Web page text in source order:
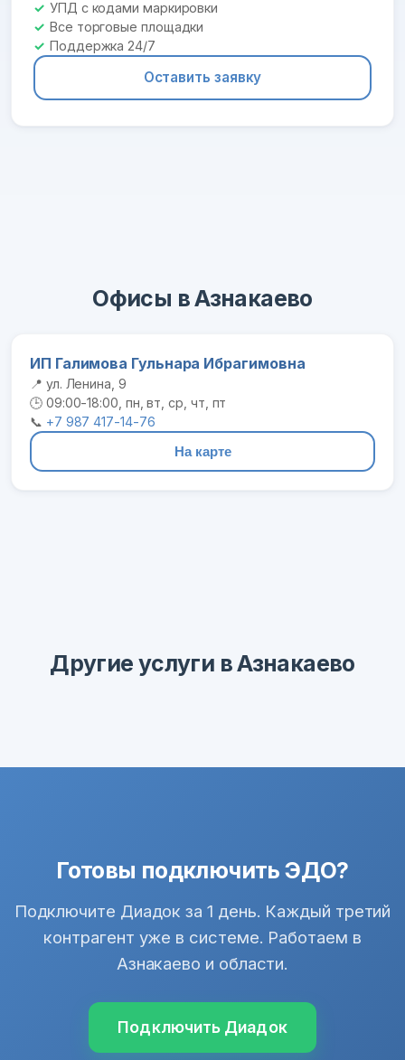
УПД с кодами маркировки
Все торговые площадки
Поддержка 24/7
Оставить заявку
Офисы в Азнакаево
ИП Галимова Гульнара Ибрагимовна
📍 ул. Ленина, 9
🕒 09:00-18:00, пн, вт, ср, чт, пт
📞 +7 987 417-14-76
На карте
Другие услуги в Азнакаево
Готовы подключить ЭДО?
Подключите Диадок за 1 день. Каждый третий
контрагент уже в системе. Работаем в
Азнакаево и области.
Подключить Диадок